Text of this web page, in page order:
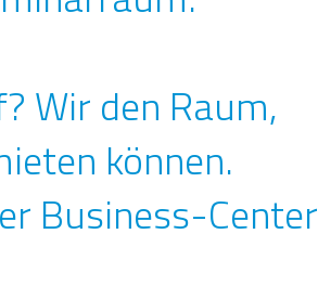
Wir den Raum,
können.
Business-Center